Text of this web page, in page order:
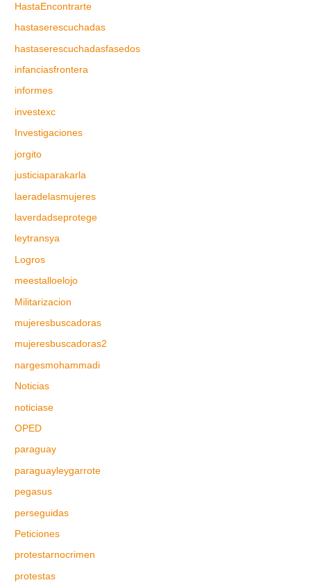
HastaEncontrarte
hastaserescuchadas
hastaserescuchadasfasedos
infanciasfrontera
informes
investexc
Investigaciones
jorgito
justiciaparakarla
laeradelasmujeres
laverdadseprotege
leytransya
Logros
meestalloelojo
Militarizacion
mujeresbuscadoras
mujeresbuscadoras2
nargesmohammadi
Noticias
noticiase
OPED
paraguay
paraguayleygarrote
pegasus
perseguidas
Peticiones
protestarnocrimen
protestas